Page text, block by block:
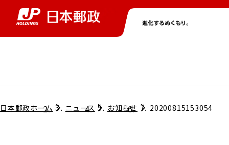
グループ情報トップ
株主・投資家情報トップ
ニューストップ
サステナビリティトップ
採用情報トップ
日本郵政ホーム ニュース お知らせ 20200815153054